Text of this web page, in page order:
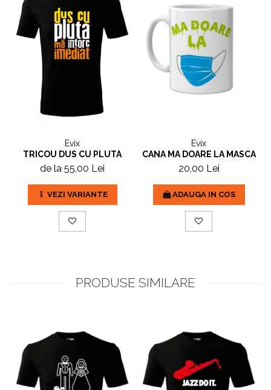
Evix
TRICOU DUS CU PLUTA
de la 55,00 Lei
VEZI VARIANTE
Evix
CANA MA DOARE LA MASCA
20,00 Lei
ADAUGA IN COS
PRODUSE SIMILARE